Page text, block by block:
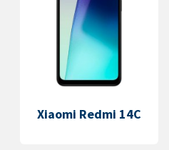
Xiaomi Redmi 14C